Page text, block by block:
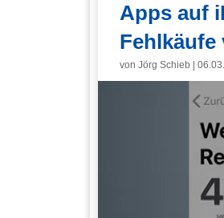
Apps auf
Fehlkäufe
von Jörg Schieb